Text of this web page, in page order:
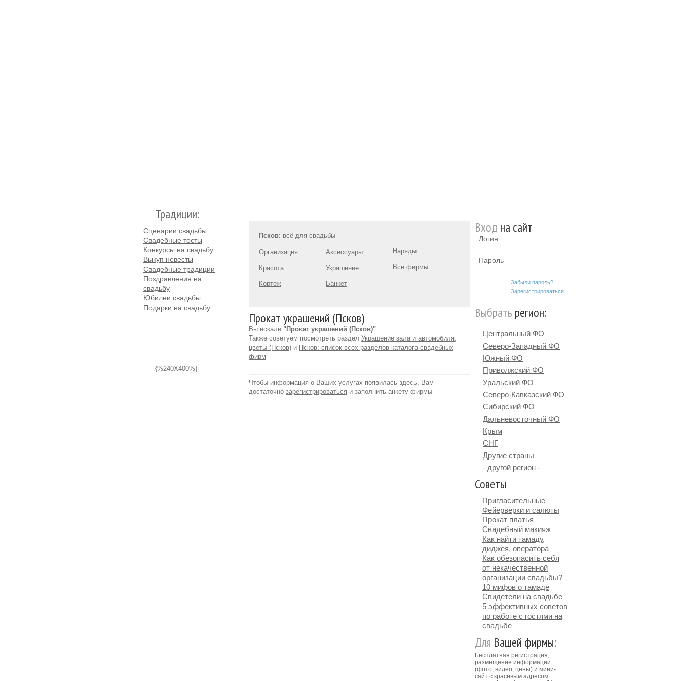
Традиции:
Сценарии свадьбы
Свадебные тосты
Конкурсы на свадьбу
Выкуп невесты
Свадебные традиции
Поздравления на
свадьбу
Юбилеи свадьбы
Подарки на свадьбу
{%240X400%}
Псков: всё для свадьбы
Организация
Красота
Кортеж
Аксессуары
Украшение
Банкет
Наряды
Все фирмы
Прокат украшений (Псков)
Вы искали "Прокат украшений (Псков)".
Также советуем посмотреть раздел Украшение зала и автомобиля,
цветы (Псков) и Псков: список всех разделов каталога свадебных
фирм
Чтобы информация о Ваших услугах появилась здесь, Вам
достаточно зарегистрироваться и заполнить анкету фирмы
Вход на сайт
Логин
Пароль
Забыли пароль?
Зарегистрироваться
Выбрать регион:
Центральный ФО
Северо-Западный ФО
Южный ФО
Приволжский ФО
Уральский ФО
Северо-Кавказский ФО
Сибирский ФО
Дальневосточный ФО
Крым
СНГ
Другие страны
- другой регион -
Советы
Пригласительные
Фейерверки и салюты
Прокат платья
Свадебный макияж
Как найти тамаду,
диджея, оператора
Как обезопасить себя
от некачественной
организации свадьбы?
10 мифов о тамаде
Свидетели на свадьбе
5 эффективных советов
по работе с гостями на
свадьбе
Для Вашей фирмы:
Бесплатная регистрация,
размещение информации
(фото, видео, цены) и мини-
сайт с красивым адресом